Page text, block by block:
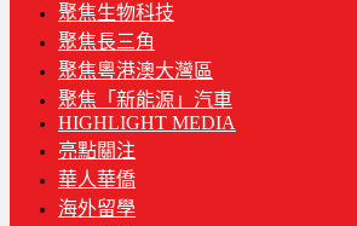
聚焦生物科技
聚焦長三角
聚焦粵港澳大灣區
聚焦「新能源」汽車
HIGHLIGHT MEDIA
亮點關注
華人華僑
海外留學